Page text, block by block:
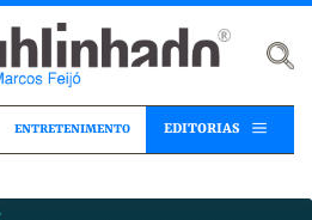
ENTRETENIMENTO EDITORIAS